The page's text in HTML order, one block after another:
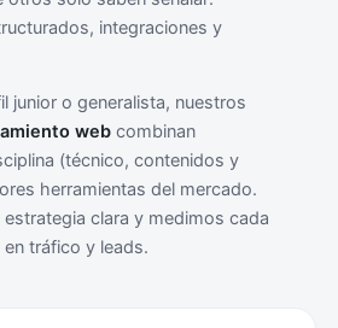
integraciones y
junior o generalista, nuestros
web combinan
(técnico, contenidos y
herramientas del mercado.
clara y medimos cada
tráfico y leads.